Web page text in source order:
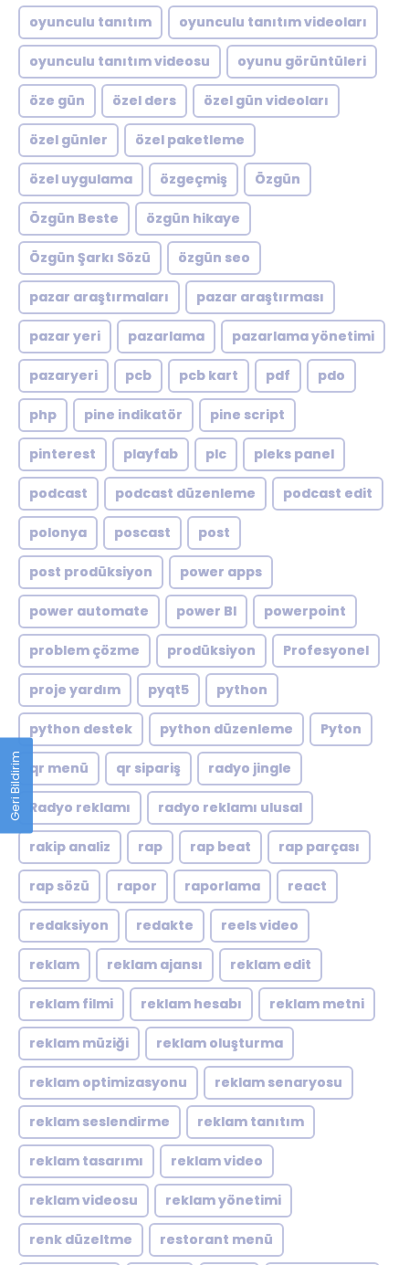
oyunculu tanıtım oyunculu tanıtım videoları
oyunculu tanıtım videosu oyunu görüntüleri
öze gün özel ders özel gün videoları
özel günler özel paketleme
özel uygulama özgeçmiş Özgün
Özgün Beste özgün hikaye
Özgün Şarkı Sözü özgün seo
pazar araştırmaları pazar araştırması
pazar yeri pazarlama pazarlama yönetimi
pazaryeri pcb pcb kart pdf pdo
php pine indikatör pine script
pinterest playfab plc pleks panel
podcast podcast düzenleme podcast edit
polonya poscast post
post prodüksiyon power apps
power automate power BI powerpoint
problem çözme prodüksiyon Profesyonel
proje yardım pyqt5 python
python destek python düzenleme Pyton
qr menü qr sipariş radyo jingle
Radyo reklamı radyo reklamı ulusal
rakip analiz rap rap beat rap parçası
rap sözü rapor raporlama react
redaksiyon redakte reels video
reklam reklam ajansı reklam edit
reklam filmi reklam hesabı reklam metni
reklam müziği reklam oluşturma
reklam optimizasyonu reklam senaryosu
reklam seslendirme reklam tanıtım
reklam tasarımı reklam video
reklam videosu reklam yönetimi
renk düzeltme restorant menü
Geri Bildirim